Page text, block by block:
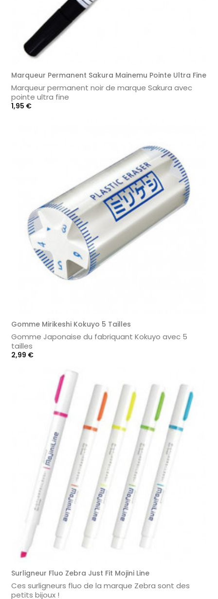
Marqueur Permanent Sakura Mainemu Pointe Ultra Fine
Marqueur permanent noir de marque Sakura avec
pointe ultra fine
Prix
1,95 €
Gomme Mirikeshi Kokuyo 5 Tailles
Gomme Japonaise du fabriquant Kokuyo avec 5
tailles
Prix
2,99 €
Surligneur Fluo Zebra Just Fit Mojini Line
Ces surligneurs fluo de la marque Zebra sont des
petits bijoux !